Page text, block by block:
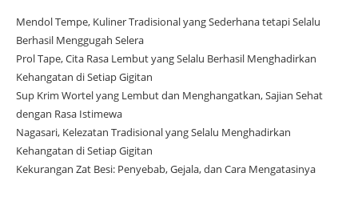
Mendol Tempe, Kuliner Tradisional yang Sederhana tetapi Selalu
Berhasil Menggugah Selera
Prol Tape, Cita Rasa Lembut yang Selalu Berhasil Menghadirkan
Kehangatan di Setiap Gigitan
Sup Krim Wortel yang Lembut dan Menghangatkan, Sajian Sehat
dengan Rasa Istimewa
Nagasari, Kelezatan Tradisional yang Selalu Menghadirkan
Kehangatan di Setiap Gigitan
Kekurangan Zat Besi: Penyebab, Gejala, dan Cara Mengatasinya